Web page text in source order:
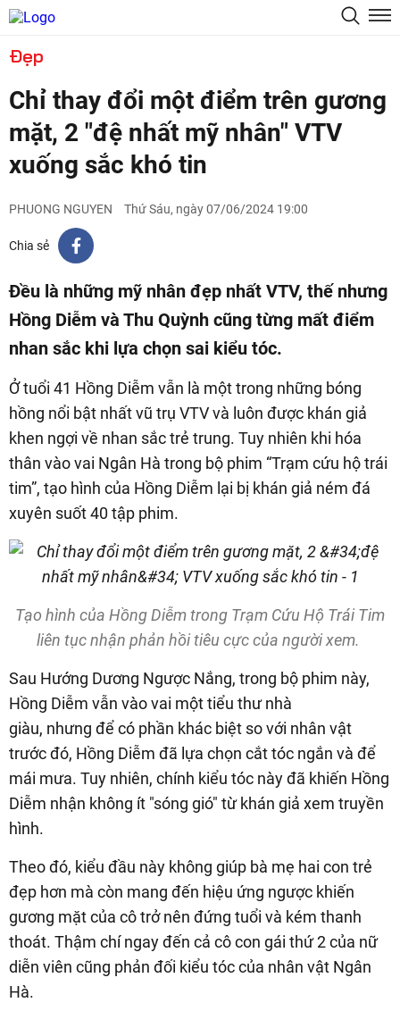
Đẹp
Chỉ thay đổi một điểm trên gương
mặt, 2 "đệ nhất mỹ nhân" VTV
xuống sắc khó tin
PHUONG NGUYEN Thứ Sáu, ngày 07/06/2024 19:00
Chia sẻ
Đều là những mỹ nhân đẹp nhất VTV, thế nhưng
Hồng Diễm và Thu Quỳnh cũng từng mất điểm
nhan sắc khi lựa chọn sai kiểu tóc.
Ở tuổi 41 Hồng Diễm vẫn là một trong những bóng
hồng nổi bật nhất vũ trụ VTV và luôn được khán giả
khen ngợi về nhan sắc trẻ trung. Tuy nhiên khi hóa
thân vào vai Ngân Hà trong bộ phim “Trạm cứu hộ trái
tim”, tạo hình của Hồng Diễm lại bị khán giả ném đá
xuyên suốt 40 tập phim.
Tạo hình của Hồng Diễm trong Trạm Cứu Hộ Trái Tim
liên tục nhận phản hồi tiêu cực của người xem.
Sau Hướng Dương Ngược Nắng, trong bộ phim này,
Hồng Diễm vẫn vào vai một tiểu thư nhà
giàu, nhưng để có phần khác biệt so với nhân vật
trước đó, Hồng Diễm đã lựa chọn cắt tóc ngắn và để
mái mưa. Tuy nhiên, chính kiểu tóc này đã khiến Hồng
Diễm nhận không ít "sóng gió" từ khán giả xem truyền
hình.
Theo đó, kiểu đầu này không giúp bà mẹ hai con trẻ
đẹp hơn mà còn mang đến hiệu ứng ngược khiến
gương mặt của cô trở nên đứng tuổi và kém thanh
thoát. Thậm chí ngay đến cả cô con gái thứ 2 của nữ
diễn viên cũng phản đối kiểu tóc của nhân vật Ngân
Hà.